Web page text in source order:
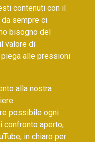
contenuti con il
sempre ci
bisogno del
valore di
piega alle pressioni
alla nostra
possibile ogni
confronto aperto,
in chiaro per